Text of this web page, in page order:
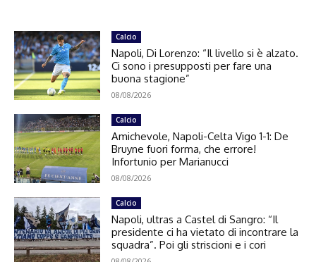
Calcio
Napoli, Di Lorenzo: “Il livello si è alzato.
Ci sono i presupposti per fare una
buona stagione”
08/08/2026
Calcio
Amichevole, Napoli-Celta Vigo 1-1: De
Bruyne fuori forma, che errore!
Infortunio per Marianucci
08/08/2026
Calcio
Napoli, ultras a Castel di Sangro: “Il
presidente ci ha vietato di incontrare la
squadra”. Poi gli striscioni e i cori